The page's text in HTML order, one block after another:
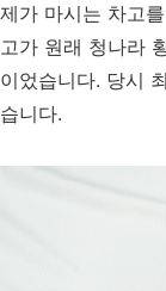
제가 마시는 차고
고가 원래 청나라
이었습니다. 당시
습니다.